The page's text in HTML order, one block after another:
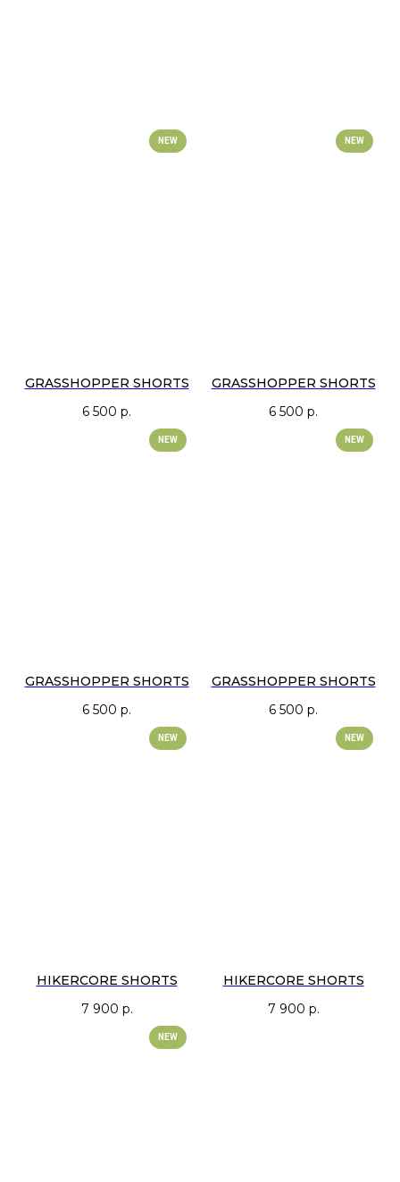
NEW
GRASSHOPPER SHORTS
6 500 р.
NEW
GRASSHOPPER SHORTS
6 500 р.
NEW
GRASSHOPPER SHORTS
6 500 р.
NEW
GRASSHOPPER SHORTS
6 500 р.
NEW
HIKERCORE SHORTS
7 900 р.
NEW
HIKERCORE SHORTS
7 900 р.
NEW